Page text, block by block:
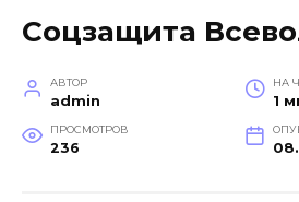
Соцзащита
АВТОР
admin
НА
1
ПРОСМОТРОВ
236